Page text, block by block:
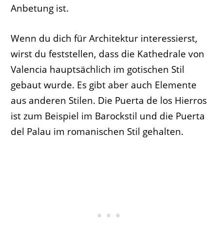
Anbetung ist.
Wenn du dich für Architektur interessierst,
wirst du feststellen, dass die Kathedrale von
Valencia hauptsächlich im gotischen Stil
gebaut wurde. Es gibt aber auch Elemente
aus anderen Stilen. Die Puerta de los Hierros
ist zum Beispiel im Barockstil und die Puerta
del Palau im romanischen Stil gehalten.